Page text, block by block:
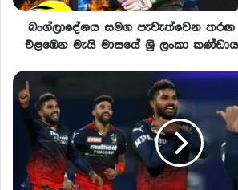
බංග්ලාදේශය සමග පැවැත්වෙන තරඟ
එළඹෙන මැයි මාසයේ ශ්‍රී ලංකා